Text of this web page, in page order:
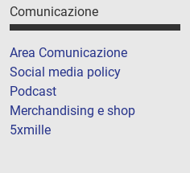
Comunicazione
Area Comunicazione
Social media policy
Podcast
Merchandising e shop
5xmille